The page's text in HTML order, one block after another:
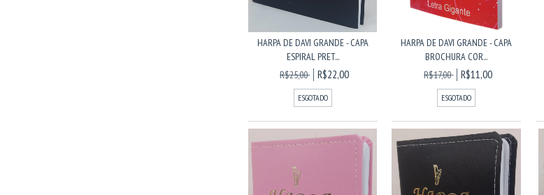
HARPA DE DAVI GRANDE - CAPA
ESPIRAL PRET...
R$25,00
R$22,00
ESGOTADO
HARPA DE DAVI GRANDE - CAPA
BROCHURA COR...
R$17,00
R$11,00
ESGOTADO